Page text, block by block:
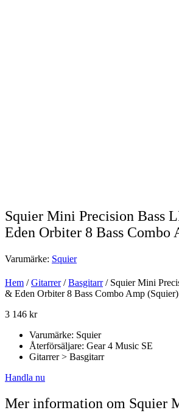
Squier Mini Precision Bass
Eden Orbiter 8 Bass Combo
Varumärke: Squier
Hem /Gitarrer/Basgitarr/ Squier Mini
& Eden Orbiter 8 Bass Combo Amp (Squier)
3 146 kr
Varumärke: Squier
Återförsäljare: Gear 4 Music SE
Gitarrer > Basgitarr
Handla nu
Mer information om Squier